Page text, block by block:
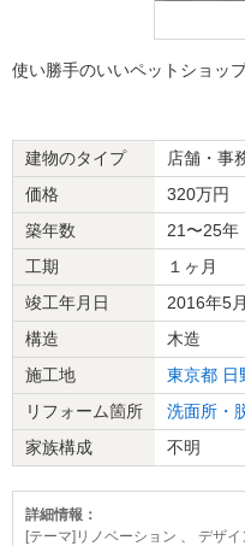
使い勝手のいいペットショッ
建物のタイプ
店舗・事
価格
320万円
築年数
21〜25年
工期
１ヶ月
竣工年月日
2016年5
構造
木造
施工地
東京都 日
リフォーム箇所
洗面所・
家族構成
不明
詳細情報：
[テーマ]リノベーション 、 デザ